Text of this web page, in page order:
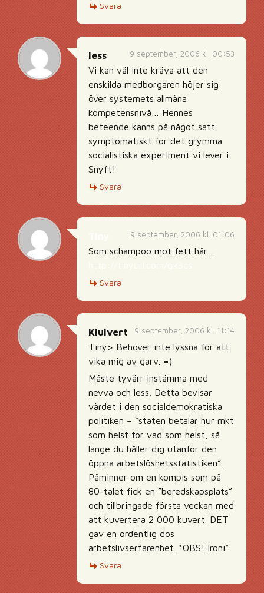
Svara
9 september, 2006 kl. 00:53
less
Vi kan väl inte kräva att den
enskilda medborgaren höjer sig
över systemets allmäna
kompetensnivå… Hennes
beteende känns på något sätt
symptomatiskt för det grymma
socialistiska experiment vi lever i.
Snyft!
Svara
9 september, 2006 kl. 01:06
Som schampoo mot fett hår…
Svara
9 september, 2006 kl. 11:14
Kluivert
Tiny> Behöver inte lyssna för att
vika mig av garv. =)
Måste tyvärr instämma med
nevva och less; Detta bevisar
värdet i den socialdemokratiska
politiken – ”staten betalar hur mkt
som helst för vad som helst, så
länge du håller dig utanför den
öppna arbetslöshetsstatistiken”.
Påminner om en kompis som på
80-talet fick en ”beredskapsplats”
och tillbringade första veckan med
att kuvertera 2 000 kuvert. DET
gav en ordentlig dos
arbetslivserfarenhet. *OBS! Ironi*
Svara